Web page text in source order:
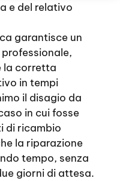
e del relativo
garantisce un
la corretta
in tempi
il disagio da
in cui fosse
di ricambio
la riparazione
tempo, senza
giorni di attesa.